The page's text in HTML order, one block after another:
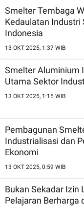
Smelter Tembaga
Kedaulatan Industri
Indonesia
13 OKT 2025, 1:37 WIB
Smelter Aluminium
Utama Sektor
13 OKT 2025, 1:15 WIB
Pembagunan
Industrialisasi dan
Ekonomi
13 OKT 2025, 0:59 WIB
Bukan Sekadar Izin
Pelajaran Berharga